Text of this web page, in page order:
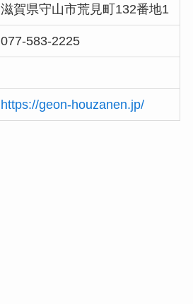
滋賀県守山市荒見町132番地1
077-583-2225
https://geon-houzanen.jp/